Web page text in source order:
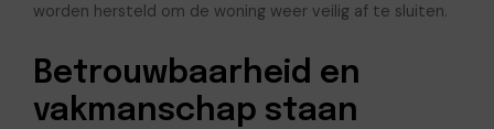
worden hersteld om de woning weer veilig af te sluiten.
Betrouwbaarheid en
vakmanschap staan